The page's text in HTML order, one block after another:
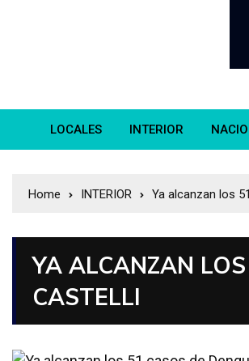
LOCALES INTERIOR
Home INTERIOR Ya alcanzan los
YA ALCANZAN
CASTELLI